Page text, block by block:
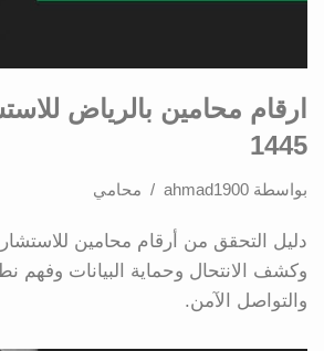
ارقام محامين بالرياض
1445
بواسطة ahmad1900 محامي
دليل التحقق من أرقام محامين
وكشف الانتحال وحماية البيانات وفهم
والتواصل الآمن.